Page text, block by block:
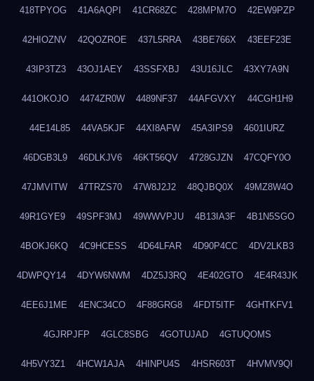
418TPYOG 41A6AQPI 41CR68ZC 428MPM7O 42EW9PZP
42HIOZNV 42QOZROE 437L5RRA 43BE766X 43EEF23E
43IP3TZ3 43OJ1AEY 43SSFXBJ 43U16JLC 43XY7A9N
441OKOJO 4474ZR0W 4489NF37 44AFGVXY 44CGH1H9
44E14L85 44VA5KJF 44XI8AFW 45A3IPS9 4601IURZ
46DGB3L9 46DLKJV6 46KT56QV 4728GJZN 47CQFY0O
47JMVITW 47TRZS70 47W8J2J2 48QJBQ0X 49MZ8W4O
49R1GYE9 49SPF3MJ 49WWVPJU 4B13IA3F 4B1N5SGO
4BOKJ6KQ 4C9HCESS 4D64LFAR 4D90P4CC 4DV2LKB3
4DWPQY14 4DYW6NWM 4DZ5J3RQ 4E402GTO 4E4R43JK
4EE6J1ME 4ENC34CO 4F88GRG8 4FDT5ITF 4GHTKFV1
4GJRPJFP 4GLC8SBG 4GOTUJAD 4GTUQOMS
4H5VY3Z1 4HCW1AJA 4HINPU4S 4HSR603T 4HVMV9QI